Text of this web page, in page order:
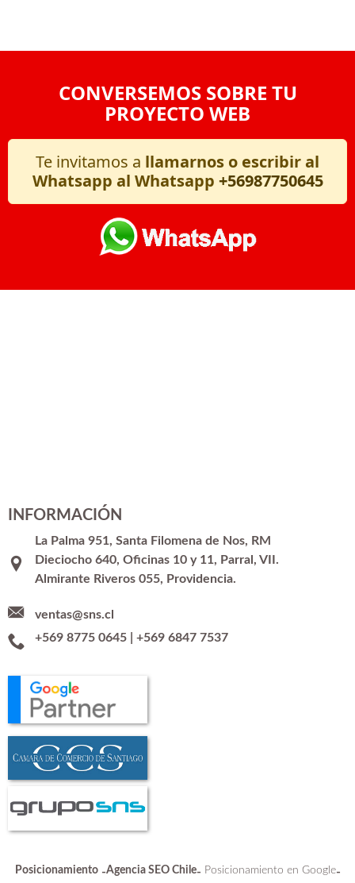
CONVERSEMOS SOBRE TU
PROYECTO WEB
Te invitamos a llamarnos o escribir al
Whatsapp al Whatsapp +56987750645
INFORMACIÓN
La Palma 951, Santa Filomena de Nos, RM
Dieciocho 640, Oficinas 10 y 11, Parral, VII.
Almirante Riveros 055, Providencia.
ventas@sns.cl
+569 8775 0645| +569 6847 7537
Posicionamiento-Agencia SEO Chile- Posicionamiento en Google-